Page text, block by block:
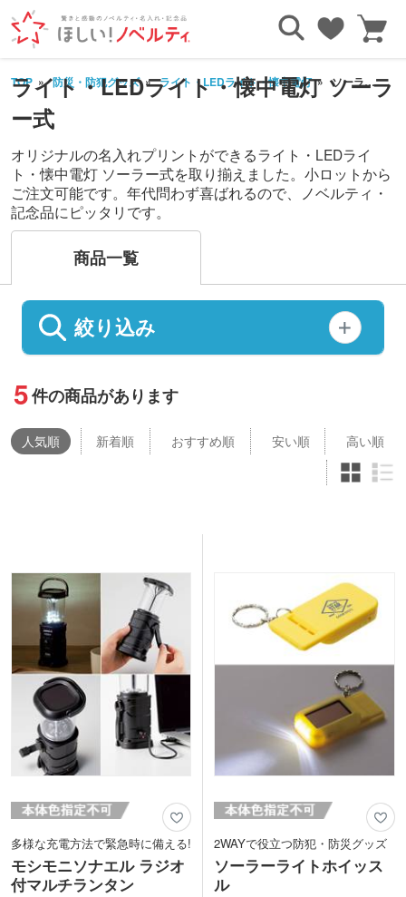
TOP 防災・防犯グッズ ライト・LEDライト・懐中電灯 ソーラー式
ライト・LEDライト・懐中電灯 ソーラ
ー式
オリジナルの名入れプリントができるライト・LEDライ
ト・懐中電灯 ソーラー式を取り揃えました。小ロットから
ご注文可能です。年代問わず喜ばれるので、ノベルティ・
記念品にピッタリです。
商品一覧
絞り込み
5件の商品があります
人気順 新着順 おすすめ順 安い順 高い順
多様な充電方法で緊急時に備える!
モシモニソナエル ラジオ
付マルチランタン
2WAYで役立つ防犯・防災グッズ
ソーラーライトホイッス
ル